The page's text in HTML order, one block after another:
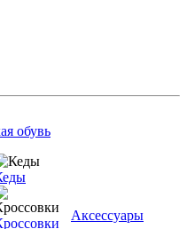
обувь
Аксессуары